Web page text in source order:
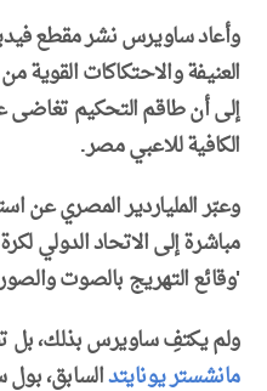
وأعاد ساويرس نشر مقطع
العنيفة والاحتكاكات
إلى أن طاقم التحكيم تغاضى
الكافية للاعبي مصر.
وعبّر الملياردير المصري عن
مباشرة إلى الاتحاد الدولي
'وقائع التهريج بالصوت
ولم يكتفِ ساويرس بذلك، بل
مانشستر يونايتدالسابق، بول